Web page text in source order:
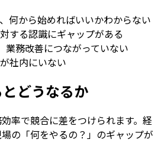
何から始めればいいかわからない
する認識にギャップがある
業務改善につながっていない
社内にいない
どうなるか
率で競合に差をつけられます。経
の「何をやるの？」のギャップが